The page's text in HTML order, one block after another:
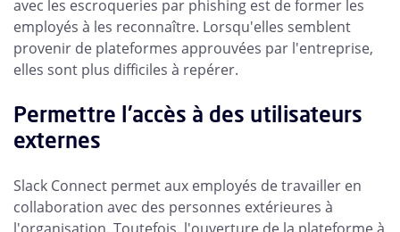
avec les escroqueries par phishing est de former les
employés à les reconnaître. Lorsqu'elles semblent
provenir de plateformes approuvées par l'entreprise,
elles sont plus difficiles à repérer.
Permettre l'accès à des utilisateurs
externes
Slack Connect permet aux employés de travailler en
collaboration avec des personnes extérieures à